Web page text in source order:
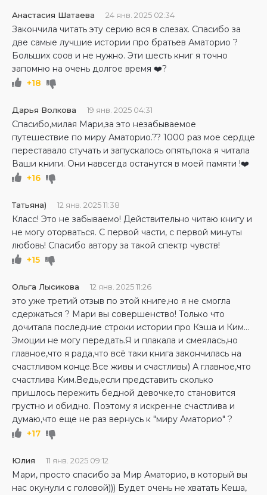
Анастасия Шатаева 24 янв. 2025 02:34
Закончила читать эту серию вся в слезах. Спасибо за
две самые лучшие истории про братьев Аматорио ?
Больших соов и не нужно. Эти шесть книг я точно
запомню на очень долгое время ❤️‍?
+18
Дарья Волкова 19 янв. 2025 04:31
Спасибо,милая Мари,за это незабываемое
путешествие по миру Аматорио.?? 1000 раз мое сердце
переставало стучать и запускалось опять,пока я читала
Ваши книги. Они навсегда останутся в моей памяти !❤️
+16
Татьяна) 12 янв. 2025 11:38
Класс! Это не забываемо! Действительно читаю книгу и
не могу оторваться. С первой части, с первой минуты
любовь! Спасибо автору за такой спектр чувств!
+15
Ольга Лысикова 12 янв. 2025 11:26
это уже третий отзыв по этой книге,но я не смогла
сдержаться ? Мари вы совершенство! Только что
дочитала последние строки истории про Кэша и Ким...
Эмоции не могу передать.Я и плакала и смеялась,но
главное,что я рада,что всё таки книга закончилась на
счастливом конце.Все живы и счастливы) А главное,что
счастлива Ким.Ведь,если представить сколько
пришлось пережить бедной девочке,то становится
грустно и обидно. Поэтому я искренне счастлива и
думаю,что еще не раз вернусь к "миру Аматорио" ?
+17
Юлия 11 янв. 2025 09:12
Мари, просто спасибо за Мир Аматорио, в который вы
нас окунули с головой))) Будет очень не хватать Кеша,